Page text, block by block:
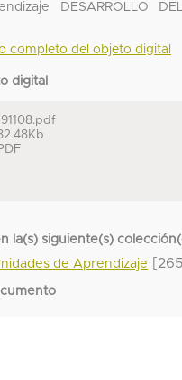
DESARROLLO
completo del objeto digital
digital
la(s) siguiente(s)
de Aprendizaje
[265]